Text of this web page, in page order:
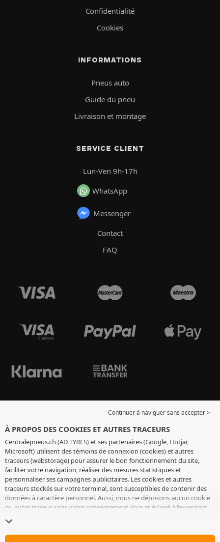
Confidentialité
Cookies
INFORMATIONS
Pneus auto
Guide du pneu
Livraison et montage
SERVICE CLIENT
Lun-Ven 9h-17h
WhatsApp
Messenger
Contact
FAQ
Continuer à naviguer sans accepter >
À PROPOS DES COOKIES ET AUTRES TRACEURS
Centralepneus.ch (AD TYRES) et ses partenaires (Google, Hotjar,
Microsoft) utilisent des témoins de connexion (cookies) et autres
traceurs (webstorage) pour assurer le bon fonctionnement du site,
faciliter votre navigation, réaliser des mesures statistiques et
personnaliser ses campagnes publicitaires. Les cookies et autres
traceurs stockés sur votre terminal, sont susceptibles de contenir des
données à caractère personnel. Aussi, nous ne déposons aucun cookie
ou autre traceur sans votre consentement libre et éclairé à l’exception
conservons votre choix pendant 6 mois. Vous pouvez retirer votre
consentement à tout moment en vous rendant sur lapage cookies et